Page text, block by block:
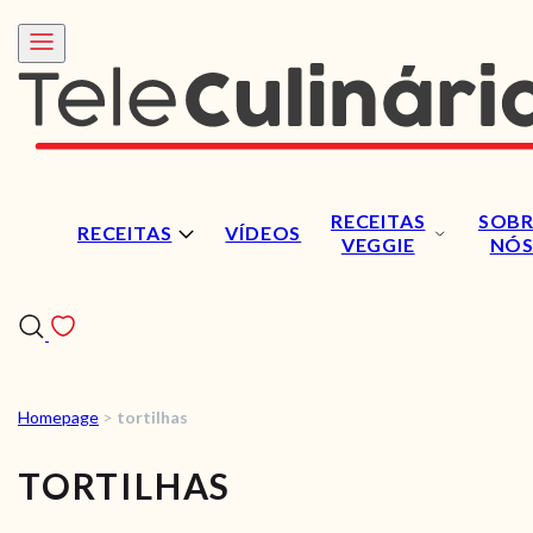
RECEITAS VÍDEOS
RECEITAS
VEGGIE
NÓS
Homepage > tortilhas
TORTILHAS